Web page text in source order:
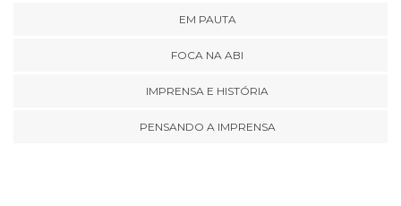
EM PAUTA
FOCA NA ABI
IMPRENSA E HISTÓRIA
PENSANDO A IMPRENSA